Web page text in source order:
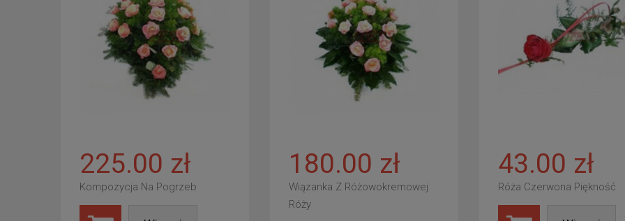
225.00 zł
Kompozycja Na Pogrzeb
180.00 zł
Wiązanka Z Różowokremowej
Róży
43.00 zł
Róża Czerwona Piękność